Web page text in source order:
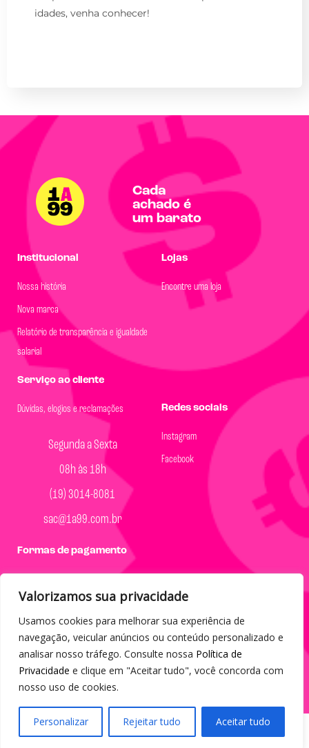
Valorizamos sua privacidade
Usamos cookies para melhorar sua experiência de
navegação, veicular anúncios ou conteúdo personalizado e
analisar nosso tráfego. Consulte nossa Política de
Privacidade e clique em "Aceitar tudo", você concorda com
nosso uso de cookies.
Personalizar Rejeitar tudo Aceitar tudo
idades, venha conhecer!
Cada
achado é
um barato
Institucional
Nossa história
Nova marca
Relatório de transparência e igualdade
salarial
Lojas
Encontre uma loja
Serviço ao cliente
Dúvidas, elogios e reclamações
Segunda a Sexta
08h às 18h
(19) 3014-8081
sac@1a99.com.br
Redes sociais
Instagram
Facebook
Formas de pagamento
© 2023 por Agência Maples. Loja 1A99 Cada achado é um barato
– Todos os direitos reservados.